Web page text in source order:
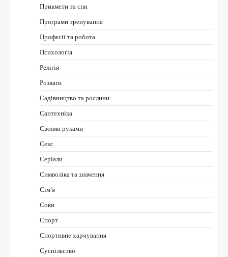
Прикмети та сни
Програми тренування
Професії та робота
Психологія
Релігія
Розваги
Садівництво та рослини
Сантехніка
Своїми руками
Секс
Серіали
Символіка та значення
Сім’я
Соки
Спорт
Спортивне харчування
Суспільство